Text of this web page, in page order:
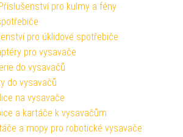
pro kulmy a fény
pro úklidové spotřebiče
pro vysavače
do vysavačů
do vysavačů
na vysavače
a kartáče k vysavačům
a mopy pro robotické vysavače